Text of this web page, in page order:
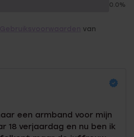
0.0%
van
een armband voor mijn
18 verjaardag en nu ben ik